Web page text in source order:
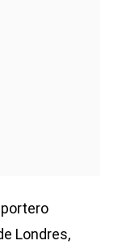
portero
Londres,